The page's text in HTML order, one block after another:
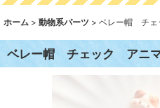
ホーム > 動物系パーツ > ベレー帽 チ
ベレー帽 チェック アニ